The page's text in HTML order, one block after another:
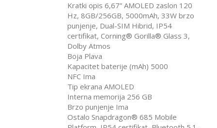
Kratki opis 6,67” AMOLED zaslon 120
Hz, 8GB/256GB, 5000mAh, 33W brzo
punjenje, Dual-SIM Hibrid, IP54
certifikat, Corning® Gorilla® Glass 3,
Dolby Atmos
Boja Plava
Kapacitet baterije (mAh) 5000
NFC Ima
Tip ekrana AMOLED
Interna memorija 256 GB
Brzo punjenje Ima
Ostalo Snapdragon® 685 Mobile